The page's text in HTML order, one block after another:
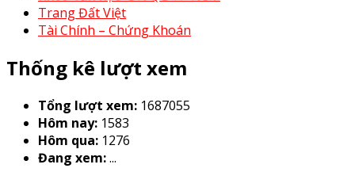
Trang Đất Việt
Tài Chính – Chứng Khoán
Thống kê lượt xem
Tổng lượt xem: 1687055
Hôm nay: 1583
Hôm qua: 1276
Đang xem:...